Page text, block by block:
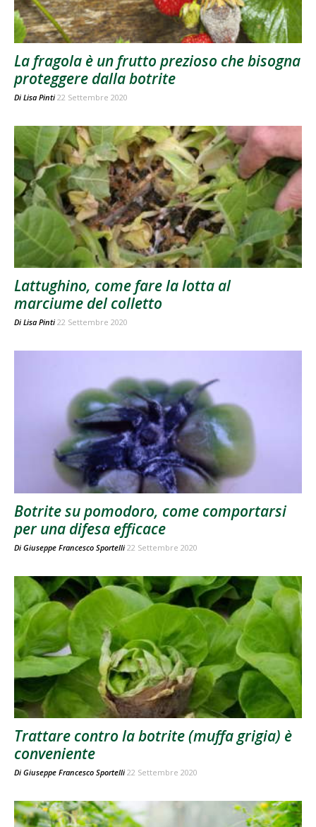
La fragola è un frutto prezioso che bisogna
proteggere dalla botrite
Di Lisa Pinti 22 Settembre 2020
Lattughino, come fare la lotta al
marciume del colletto
Di Lisa Pinti 22 Settembre 2020
Botrite su pomodoro, come comportarsi
per una difesa efficace
Di Giuseppe Francesco Sportelli 22 Settembre 2020
Trattare contro la botrite (muffa grigia) è
conveniente
Di Giuseppe Francesco Sportelli 22 Settembre 2020